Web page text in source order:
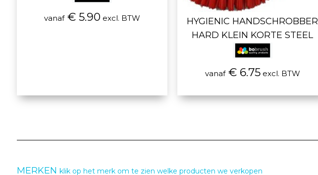
vanaf€ 5.90 excl. BTW
HYGIENIC HANDSCHROBBER
HARD KLEIN KORTE STEEL
vanaf€ 6.75excl. BTW
MERKEN klik op het merk om te zien welke producten we verkopen